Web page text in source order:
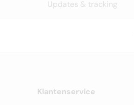
Updates & tracking
Klantenservice